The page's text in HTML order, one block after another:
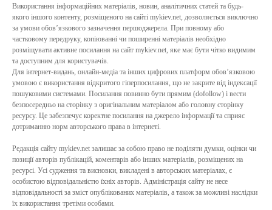
Використання інформаційних матеріалів, новин, аналітичних статей та будь-
якого іншого контенту, розміщеного на сайті mykiev.net, дозволяється виключно
за умови обов’язкового зазначення першоджерела. При повному або
частковому передруку, копіюванні чи поширенні матеріалів необхідно
розміщувати активне посилання на сайт mykiev.net, яке має бути чітко видимим
та доступним для користувачів.
Для інтернет-видань, онлайн-медіа та інших цифрових платформ обов’язковою
умовою є використання відкритого гіперпосилання, що не закрите від індексації
пошуковими системами. Посилання повинно бути прямим (dofollow) і вести
безпосередньо на сторінку з оригінальним матеріалом або головну сторінку
ресурсу. Це забезпечує коректне посилання на джерело інформації та сприяє
дотриманню норм авторського права в інтернеті.
Редакція сайту mykiev.net залишає за собою право не поділяти думки, оцінки чи
позиції авторів публікацій, коментарів або інших матеріалів, розміщених на
ресурсі. Усі судження та висновки, викладені в авторських матеріалах, є
особистою відповідальністю їхніх авторів. Адміністрація сайту не несе
відповідальності за зміст опублікованих матеріалів, а також за можливі наслідки
їх використання третіми особами.